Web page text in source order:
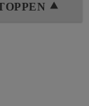
⯅